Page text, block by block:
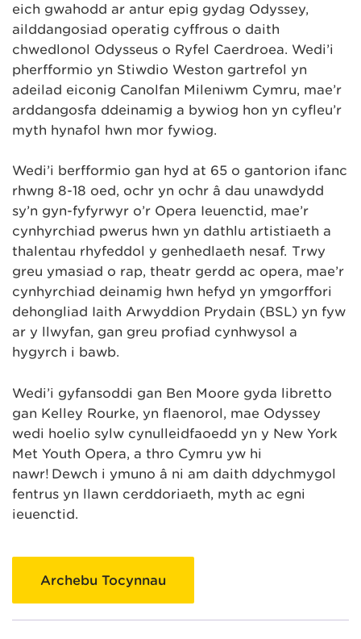
eich gwahodd ar antur epig gydag Odyssey,
ailddangosiad operatig cyffrous o daith
chwedlonol Odysseus o Ryfel Caerdroea. Wedi’i
pherfformio yn Stiwdio Weston gartrefol yn
adeilad eiconig Canolfan Mileniwm Cymru, mae’r
arddangosfa ddeinamig a bywiog hon yn cyfleu’r
myth hynafol hwn mor fywiog.
Wedi’i berfformio gan hyd at 65 o gantorion ifanc
rhwng 8-18 oed, ochr yn ochr â dau unawdydd
sy’n gyn-fyfyrwyr o’r Opera Ieuenctid, mae’r
cynhyrchiad pwerus hwn yn dathlu artistiaeth a
thalentau rhyfeddol y genhedlaeth nesaf. Trwy
greu ymasiad o rap, theatr gerdd ac opera, mae’r
cynhyrchiad deinamig hwn hefyd yn ymgorffori
dehongliad Iaith Arwyddion Prydain (BSL) yn fyw
ar y llwyfan, gan greu profiad cynhwysol a
hygyrch i bawb.
Wedi’i gyfansoddi gan Ben Moore gyda libretto
gan Kelley Rourke, yn flaenorol, mae Odyssey
wedi hoelio sylw cynulleidfaoedd yn y New York
Met Youth Opera, a thro Cymru yw hi
nawr! Dewch i ymuno â ni am daith ddychmygol
fentrus yn llawn cerddoriaeth, myth ac egni
ieuenctid.
Archebu Tocynnau